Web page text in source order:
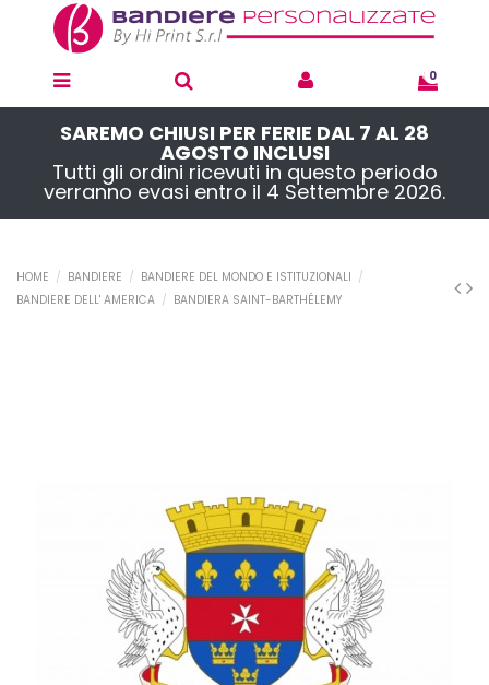
0
SAREMO CHIUSI PER FERIE DAL 7 AL 28
AGOSTO INCLUSI
Tutti gli ordini ricevuti in questo periodo
verranno evasi entro il 4 Settembre 2026.
HOME BANDIERE
BANDIERE DEL MONDO E ISTITUZIONALI
BANDIERE DELL' AMERICA
BANDIERA SAINT-BARTHÉLEMY